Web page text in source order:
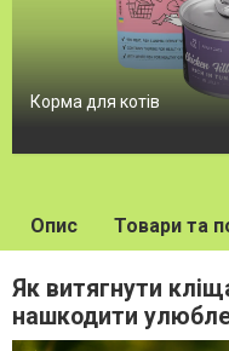
Корма для котів
Опис Товари та
Як витягнути
нашкодити